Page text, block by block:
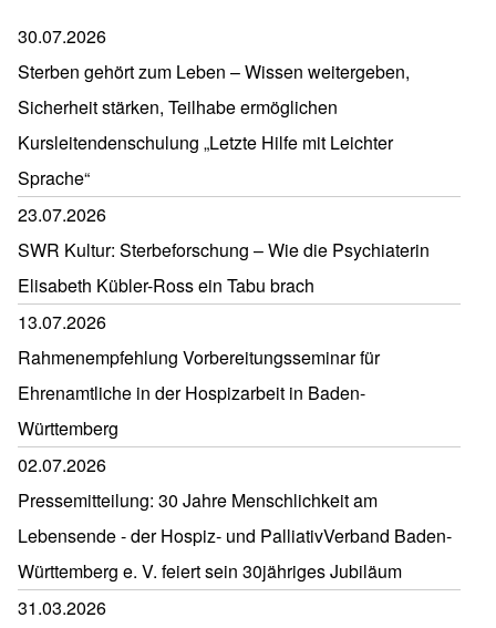
30.07.2026
Sterben gehört zum Leben – Wissen weitergeben,
Sicherheit stärken, Teilhabe ermöglichen
Kursleitendenschulung „Letzte Hilfe mit Leichter
Sprache“
23.07.2026
SWR Kultur: Sterbeforschung – Wie die Psychiaterin
Elisabeth Kübler-Ross ein Tabu brach
13.07.2026
Rahmenempfehlung Vorbereitungsseminar für
Ehrenamtliche in der Hospizarbeit in Baden-
Württemberg
02.07.2026
Pressemitteilung: 30 Jahre Menschlichkeit am
Lebensende - der Hospiz- und PalliativVerband Baden-
Württemberg e. V. feiert sein 30jähriges Jubiläum
31.03.2026